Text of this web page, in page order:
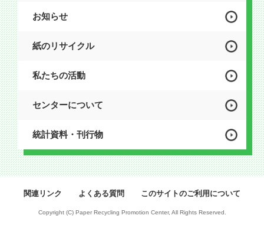
お知らせ
紙のリサイクル
私たちの活動
センターについて
統計資料・刊行物
関連リンク よくある質問 このサイトのご利用について
Copyright (C) Paper Recycling Promotion Center, All Rights Reserved.